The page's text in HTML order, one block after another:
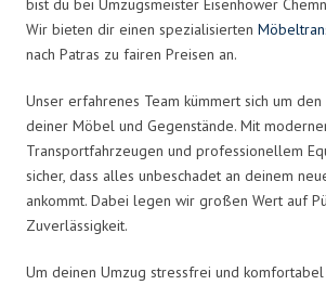
bist du bei Umzugsmeister Eisenhower
Wir bieten dir einen spezialisierten
nach Patras zu fairen Preisen an.
Unser erfahrenes Team kümmert sich um
deiner Möbel und Gegenstände. Mit
Transportfahrzeugen und professionellem
sicher, dass alles unbeschadet an deinem
ankommt. Dabei legen wir großen Wert auf
Zuverlässigkeit.
Um deinen Umzug stressfrei und